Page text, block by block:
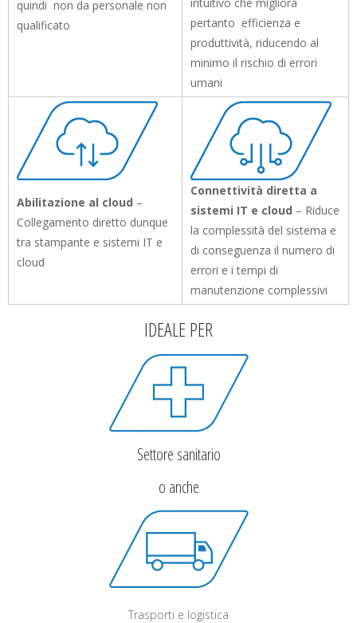
quindi non da personale non
qualificato
pertanto efficienza e
produttività, riducendo al
minimo il rischio di errori
umani
Abilitazione al cloud –
Collegamento diretto dunque
tra stampante e sistemi IT e
cloud
Connettività diretta a
sistemi IT e cloud – Riduce
la complessità del sistema e
di conseguenza il numero di
errori e i tempi di
manutenzione complessivi
IDEALE PER
Settore sanitario
o anche
Trasporti e logistica